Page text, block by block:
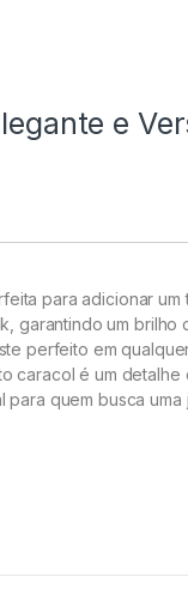
e
para adicionar um
garantindo um brilho
perfeito em
caracol é um detalhe
quem busca uma